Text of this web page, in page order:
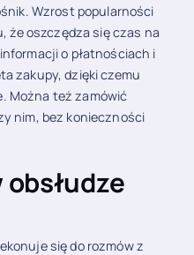
Wzrost popularności
że oszczędza się czas na
o płatnościach i
zakupy, dzięki czemu
Można też zamówić
nim, bez konieczności
się do rozmów z